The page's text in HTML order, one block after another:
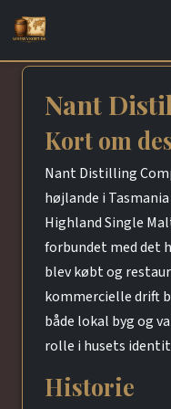
Nant
Kort om
Nant Distilling
højlande i
Highland Single
forbundet med det
blev købt og
kommercielle drift
både lokal byg og
rolle i husets
Historie